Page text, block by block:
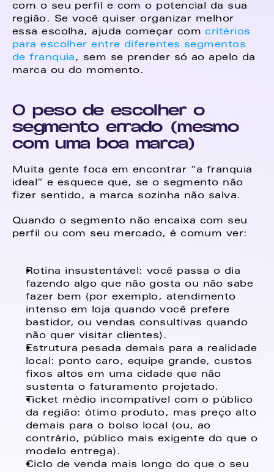
com o seu perfil e com o potencial da sua
região. Se você quiser organizar melhor
essa escolha, ajuda começar com critérios
para escolher entre diferentes segmentos
de franquia , sem se prender só ao apelo da
marca ou do momento.
O peso de escolher o
segmento errado (mesmo
com uma boa marca)
Muita gente foca em encontrar “a franquia
ideal” e esquece que, se o segmento não
fizer sentido, a marca sozinha não salva.
Quando o segmento não encaixa com seu
perfil ou com seu mercado, é comum ver:
Rotina insustentável: você passa o dia
fazendo algo que não gosta ou não sabe
fazer bem (por exemplo, atendimento
intenso em loja quando você prefere
bastidor, ou vendas consultivas quando
não quer visitar clientes).
Estrutura pesada demais para a realidade
local: ponto caro, equipe grande, custos
fixos altos em uma cidade que não
sustenta o faturamento projetado.
Ticket médio incompatível com o público
da região: ótimo produto, mas preço alto
demais para o bolso local (ou, ao
contrário, público mais exigente do que o
modelo entrega).
Ciclo de venda mais longo do que o seu